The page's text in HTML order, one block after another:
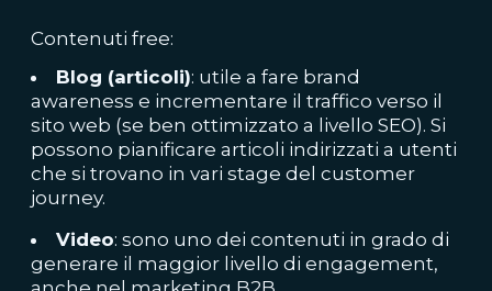
Contenuti free:
Blog (articoli): utile a fare brand
awareness e incrementare il traffico verso il
sito web (se ben ottimizzato a livello SEO). Si
possono pianificare articoli indirizzati a utenti
che si trovano in vari stage del customer
journey.
Video: sono uno dei contenuti in grado di
generare il maggior livello di engagement,